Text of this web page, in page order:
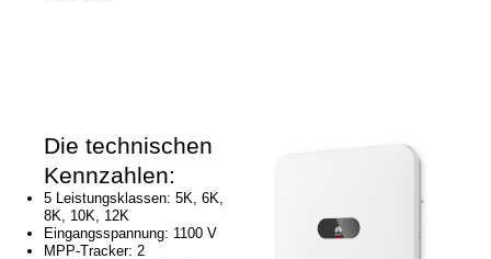
Die technischen
Kennzahlen:
5 Leistungsklassen: 5K, 6K,
8K, 10K, 12K
Eingangsspannung: 1100 V
MPP-Tracker: 2